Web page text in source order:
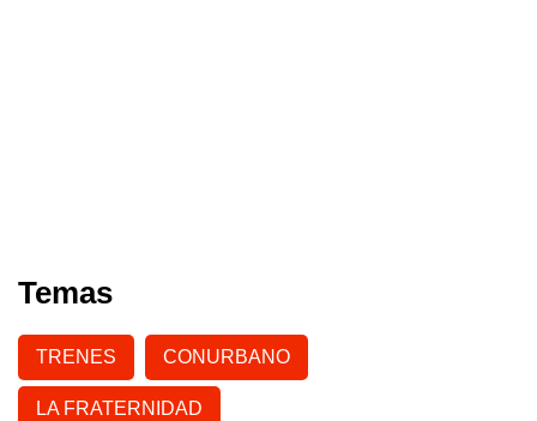
Temas
TRENES CONURBANO
LA FRATERNIDAD